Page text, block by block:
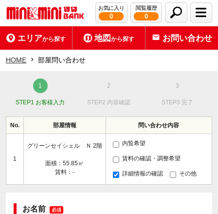
お気に入り
0
閲覧履歴
0
エリアから探す 地図から探す お問い合わせ
HOME 部屋問い合わせ
STEP1 お客様入力 STEP2 内容確認 STEP3 完了
No. 部屋情報 問い合わせ内容
1
グリーンセイシェル Ｎ 2階
面積：55.85㎡
賃料：-
内覧希望
賃料の確認・調整希望
詳細情報の確認 その他
お名前 必須